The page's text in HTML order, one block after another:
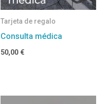
Tarjeta de regalo
Consulta médica
50,00 €